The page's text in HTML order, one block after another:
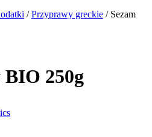
/Przyprawy greckie / Sezam
BIO 250g